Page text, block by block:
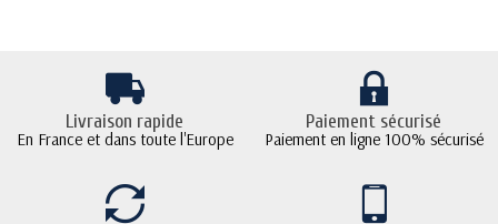
Livraison rapide
En France et dans toute l'Europe
Paiement sécurisé
Paiement en ligne 100% sécurisé